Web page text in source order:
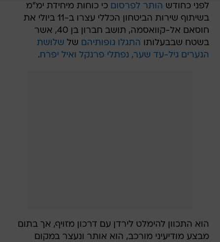
חוסאם אל-קוואסמה, תושב חברון בן 40, אשר
בשטח שבבעלותוהתגלו גופותיהםשלשלושת
הנערים גיל-עד שער, נפתלי פרנקל ואיל יפרח.
מסתור במחנה הפליטים שועפאט שבמזרח ירושלים.
היום (חמישי), עם הגשת כתב האישום נגדו, מותרים